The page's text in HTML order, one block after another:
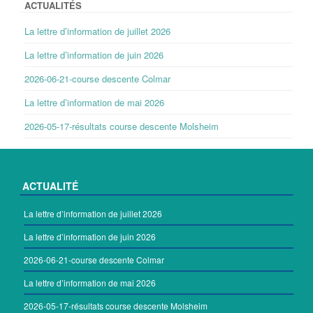
ACTUALITÉS
La lettre d’information de juillet 2026
La lettre d’information de juin 2026
2026-06-21-course descente Colmar
La lettre d’information de mai 2026
2026-05-17-résultats course descente Molsheim
ACTUALITÉ
La lettre d’information de juillet 2026
La lettre d’information de juin 2026
2026-06-21-course descente Colmar
La lettre d’information de mai 2026
2026-05-17-résultats course descente Molsheim